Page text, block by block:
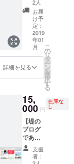
サー
バー・
ドメイ
ンを契
約して
頂きま
す。初
期費用
かかり
ます。
（開設
方法は
説明致
しま
す。）
す。 ※
会場、
撮影を
する場
合は機
材等、
ご準備
頂きま
しま
す。 ※
また会
場費な
どセミ
ナー実
施にか
かる費
グしま
す。ま
た、作
成後も3
か月間
（1時間
×月2回
の合計6
ルティ
ングを
行いま
す。愛
知県外
の場合
は
ZOOM
わなく
なった
堤の英
会話を
このプ
ロジェ
クト限
定で復
活させ
ます。
ンツー
マンで
40分英
会話を
行いま
す。英
会話だ
けでな
2人
お届
け予
定：
2019
年01
月
詳細を見る
こ
の
リ
タ
ー
ン
を
選
択
す
る
15,
000 円
在庫な
し
【堤の
ブログ
であな
たの紹
介をし
ます＋
支援
者：